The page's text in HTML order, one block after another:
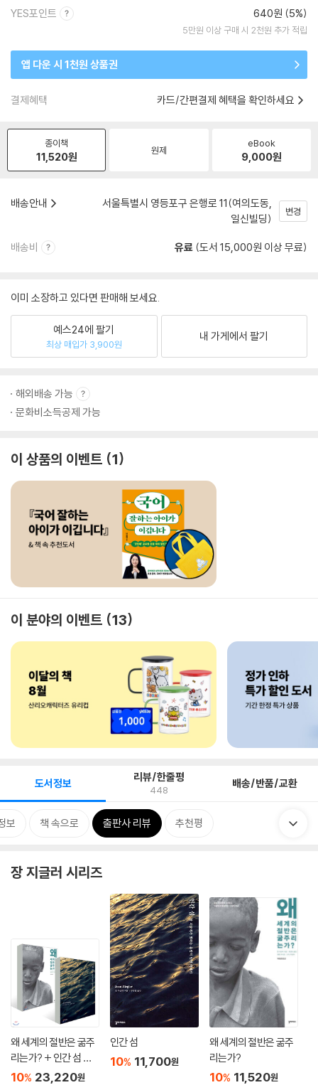
YES포인트 640원 (5%)
5만원 이상 구매 시 2천원 추가 적립
앱 다운 시 1천원 상품권
결제혜택 카드/간편결제 혜택을 확인하세요
종이책
11,520원 원제
eBook
9,000원
배송안내
서울특별시 영등포구 은행로 11(여의도동,
일신빌딩)
변경
배송비 유료 (도서 15,000원 이상 무료)
이미 소장하고 있다면 판매해 보세요.
예스24에 팔기
최상 매입가 3,900원
내 가게에서 팔기
해외배송 가능
문화비소득공제 가능
이 상품의 이벤트 1
이 분야의 이벤트 13
도서정보 리뷰/한줄평
448 배송/반품/교환
보 책 속으로 출판사 리뷰 추천평
장 지글러 시리즈
왜 세계의 절반은 굶주
리는가? + 인간 섬 세
트
10% 23,220원
인간 섬
10% 11,700원
왜 세계의 절반은 굶주
리는가?
10% 11,520원